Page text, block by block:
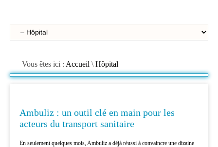
Vous êtes ici : Accueil \ Hôpital
Ambuliz : un outil clé en main pour les
acteurs du transport sanitaire
En seulement quelques mois, Ambuliz a déjà réussi à convaincre une dizaine